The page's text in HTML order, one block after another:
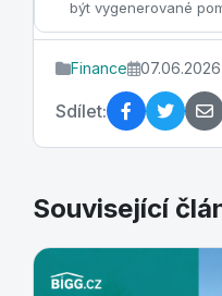
být vygenerované
Finance 07.06.2026
Sdílet:
Související